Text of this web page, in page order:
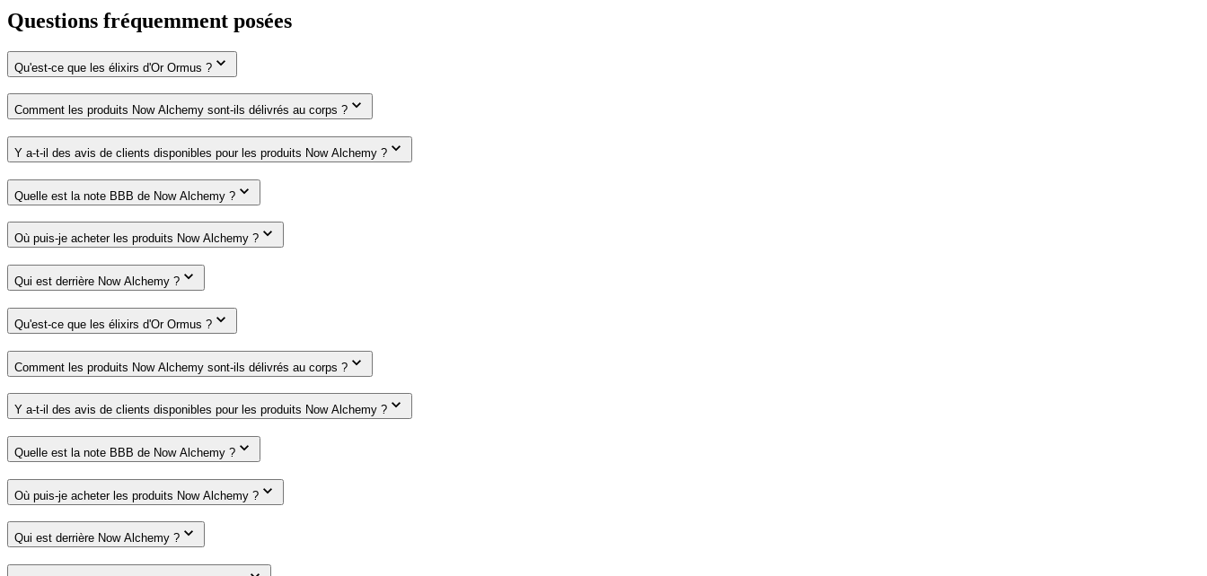
Questions fréquemment posées
Qu'est-ce que les élixirs d'Or Ormus ?
Comment les produits Now Alchemy sont-ils délivrés au corps ?
Y a-t-il des avis de clients disponibles pour les produits Now Alchemy ?
Quelle est la note BBB de Now Alchemy ?
Où puis-je acheter les produits Now Alchemy ?
Qui est derrière Now Alchemy ?
Qu'est-ce que les élixirs d'Or Ormus ?
Comment les produits Now Alchemy sont-ils délivrés au corps ?
Y a-t-il des avis de clients disponibles pour les produits Now Alchemy ?
Quelle est la note BBB de Now Alchemy ?
Où puis-je acheter les produits Now Alchemy ?
Qui est derrière Now Alchemy ?